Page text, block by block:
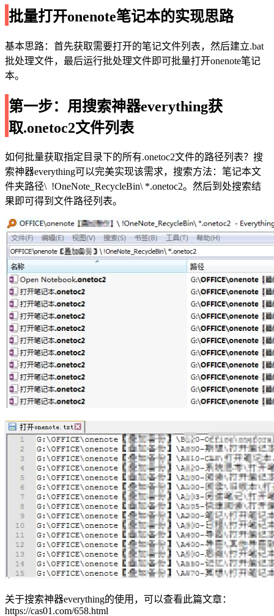
批量打开onenote笔记本的实现思路
基本思路：首先获取需要打开的笔记文件列表，然后建立.bat
批处理文件，最后运行批处理文件即可批量打开onenote笔记
本。
第一步：用搜索神器everything获
取.onetoc2文件列表
如何批量获取指定目录下的所有.onetoc2文件的路径列表？搜
索神器everything可以完美实现该需求，搜索方法：笔记本文
件夹路径\ !OneNote_RecycleBin\ *.onetoc2。然后到处搜索结
果即可得到文件路径列表。
关于搜索神器everything的使用，可以查看此篇文章：
https://cas01.com/658.html